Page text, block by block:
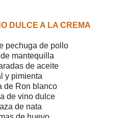
DULCE A LA CREMA
pechuga de pollo
mantequilla
de aceite
y pimienta
de Ron blanco
de vino dulce
de nata